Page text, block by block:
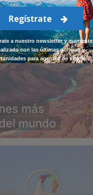
más
mundo
a nuestro newsletter y mantente
con las últimas noticias y
para agentes de viajes!
Regístrate